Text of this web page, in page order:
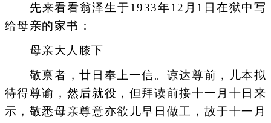
先来看看翁泽生于1933年12月1日在狱中写
给母亲的家书：
母亲大人膝下
敬禀者，廿日奉上一信。谅达尊前，儿本拟
待得尊谕，然后就役，但拜读前接十一月十日来
示，敬悉母亲尊意亦欲儿早日做工，故于十一月